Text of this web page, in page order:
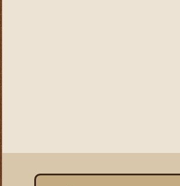
Encarnación